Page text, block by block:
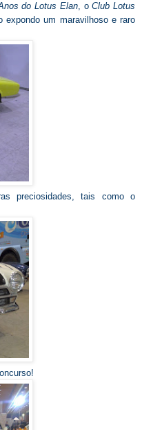
do Lotus Elan, oClub Lotus
expondo um maravilhoso e raro
preciosidades, tais como o